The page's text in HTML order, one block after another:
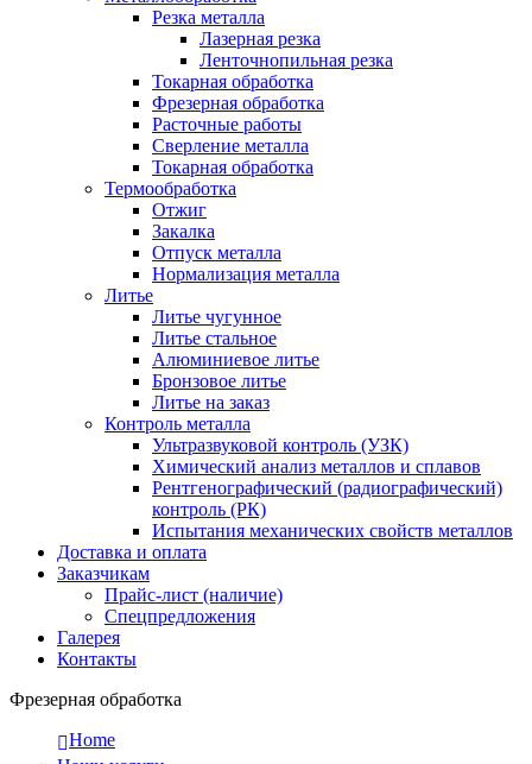
Резка металла
Лазерная резка
Ленточнопильная резка
Токарная обработка
Фрезерная обработка
Расточные работы
Сверление металла
Токарная обработка
Термообработка
Отжиг
Закалка
Отпуск металла
Нормализация металла
Литье
Литье чугунное
Литье стальное
Алюминиевое литье
Бронзовое литье
Литье на заказ
Контроль металла
Ультразвуковой контроль (УЗК)
Химический анализ металлов и сплавов
Рентгенографический (радиографический)
контроль (РК)
Испытания механических свойств металлов
Доставка и оплата
Заказчикам
Прайс-лист (наличие)
Спецпредложения
Галерея
Контакты
Фрезерная обработка
Home